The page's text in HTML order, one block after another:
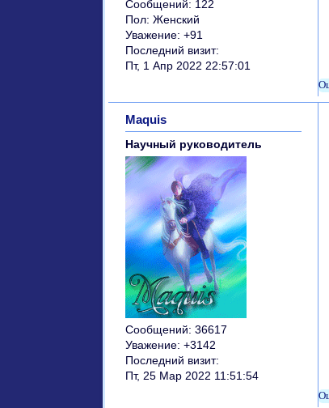
Сообщений: 122
Пол: Женский
Уважение: +91
Последний визит:
Пт, 1 Апр 2022 22:57:01
Maquis
Научный руководитель
Сообщений: 36617
Уважение: +3142
Последний визит:
Пт, 25 Мар 2022 11:51:54